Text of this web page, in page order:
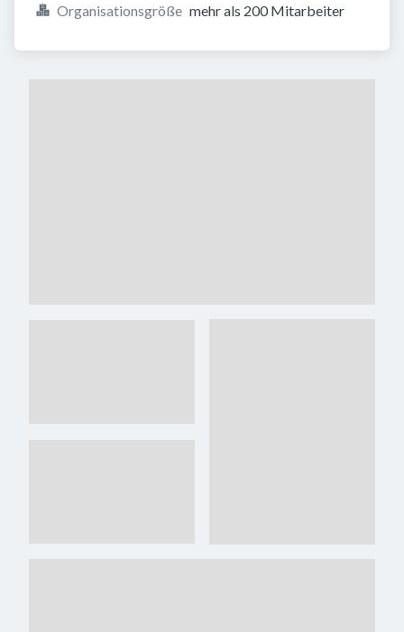
Organisationsgröße mehr als 200 Mitarbeiter